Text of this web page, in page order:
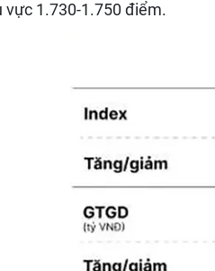
vực 1.730-1.750 điểm.